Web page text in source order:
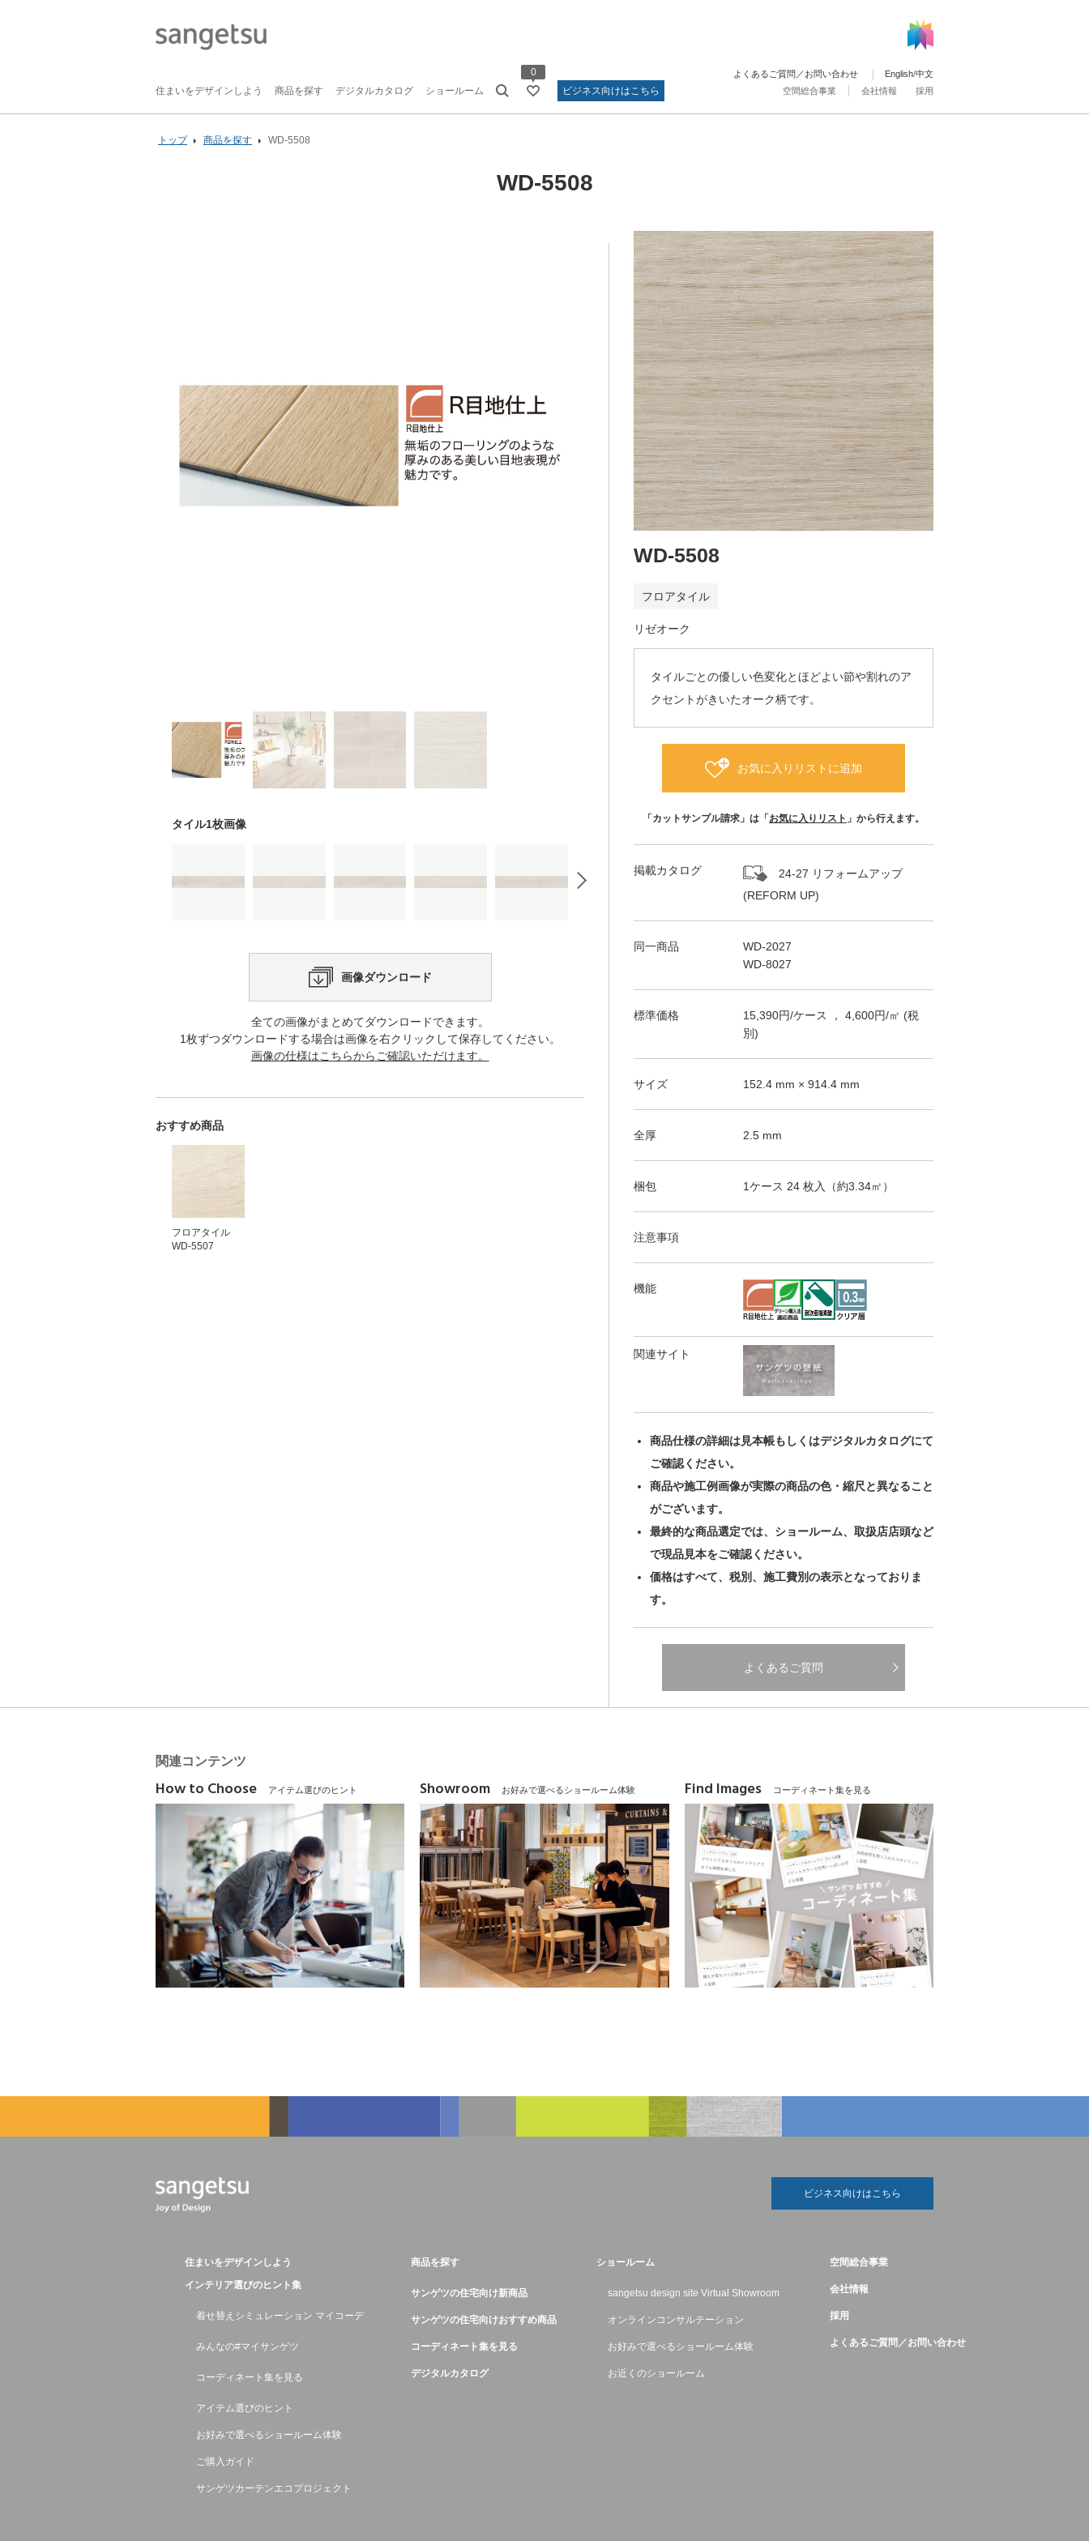
住まいをデザインしよう 商品を探す デジタルカタログ ショールーム
0
ビジネス向けはこちら
空間総合事業 会社情報 採用
よくあるご質問／お問い合わせ English/中文
トップ 商品を探す WD-5508
WD-5508
タイル1枚画像
画像ダウンロード
全ての画像がまとめてダウンロードできます。
1枚ずつダウンロードする場合は画像を右クリックして保存してください。
画像の仕様はこちらからご確認いただけます。
おすすめ商品
フロアタイル
WD-5507
WD-5508
フロアタイル
リゼオーク
タイルごとの優しい色変化とほどよい節や割れのア
クセントがきいたオーク柄です。
お気に入りリストに追加
「カットサンプル請求」は「 お気に入りリスト 」から行えます。
掲載カタログ
24-27 リフォームアップ
(REFORM UP)
同一商品
WD-2027
WD-8027
標準価格 15,390円/ケース ， 4,600円/㎡ (税
別)
サイズ 152.4 mm × 914.4 mm
全厚 2.5 mm
梱包 1ケース 24 枚入（約3.34㎡）
注意事項
機能
関連サイト
商品仕様の詳細は見本帳もしくはデジタルカタログにて
ご確認ください。
商品や施工例画像が実際の商品の色・縮尺と異なること
がございます。
最終的な商品選定では、ショールーム、取扱店店頭など
で現品見本をご確認ください。
価格はすべて、税別、施工費別の表示となっておりま
す。
よくあるご質問
関連コンテンツ
How to Choose アイテム選びのヒント Showroom お好みで選べるショールーム体験 Find Images コーディネート集を見る
ビジネス向けはこちら
住まいをデザインしよう
インテリア選びのヒント集
着せ替えシミュレーション マイコーデ
みんなの#マイサンゲツ
コーディネート集を見る
アイテム選びのヒント
お好みで選べるショールーム体験
ご購入ガイド
サンゲツカーテンエコプロジェクト
商品を探す
サンゲツの住宅向け新商品
サンゲツの住宅向けおすすめ商品
コーディネート集を見る
デジタルカタログ
ショールーム
sangetsu design site Virtual Showroom
オンラインコンサルテーション
お好みで選べるショールーム体験
お近くのショールーム
空間総合事業
会社情報
採用
よくあるご質問／お問い合わせ